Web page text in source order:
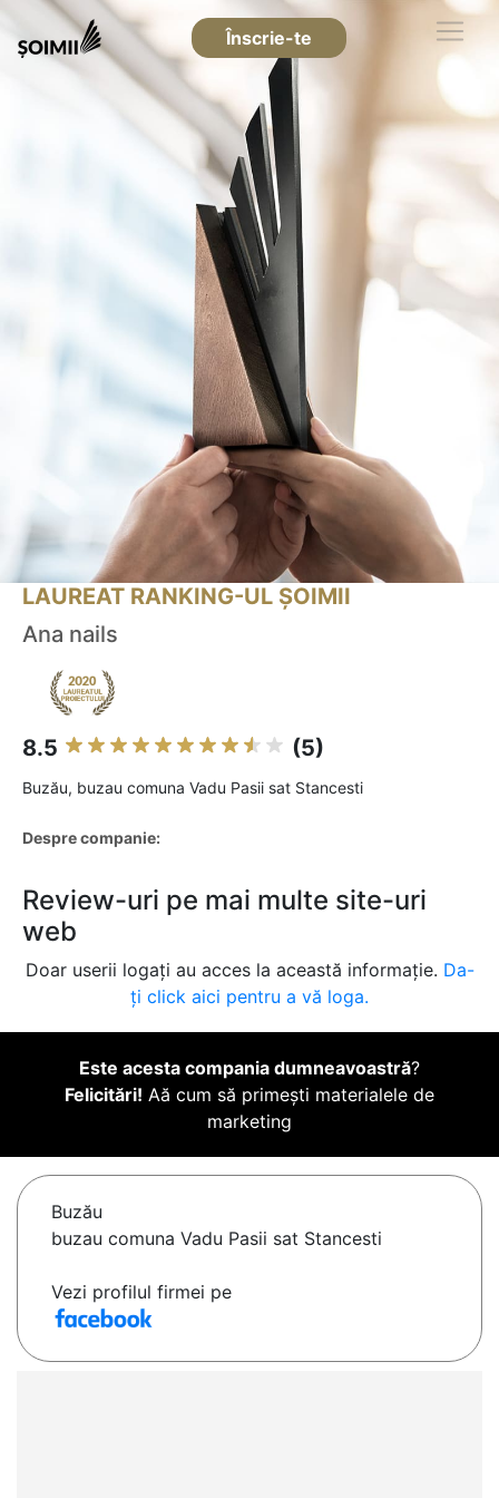
Înscrie-te
LAUREAT RANKING-UL ȘOIMII
Ana nails
8.5 (5)
Buzău, buzau comuna Vadu Pasii sat Stancesti
Despre companie:
Review-uri pe mai multe site-uri
web
Doar userii logați au acces la această informație. Da-
ți click aici pentru a vă loga.
Este acesta compania dumneavoastră?
Felicitări! Aă cum să primești materialele de
marketing
Buzău
buzau comuna Vadu Pasii sat Stancesti
Vezi profilul firmei pe